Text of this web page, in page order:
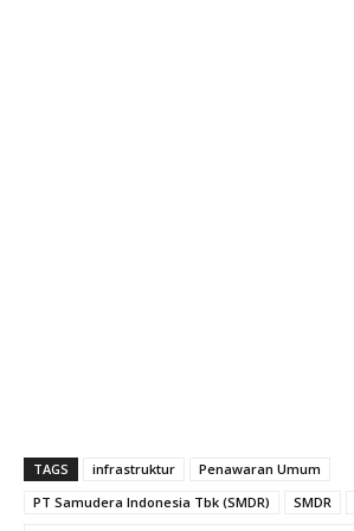
TAGS infrastruktur
Penawaran Umum
PT Samudera Indonesia Tbk (SMDR)
SMDR